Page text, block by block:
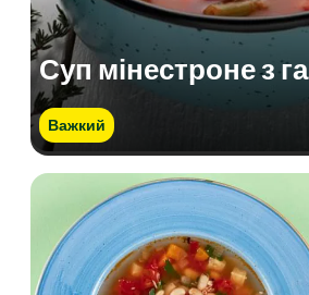
Суп мінестроне з
Важкий